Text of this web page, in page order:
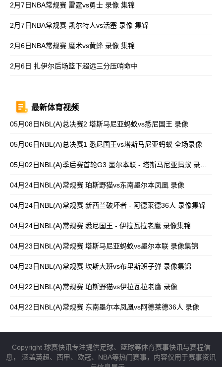
2月7日NBA常规赛 雷霆vs勇士 录像 集锦
2月7日NBA常规赛 凯尔特人vs活塞 录像 集锦
2月6日NBA常规赛 魔术vs黄蜂 录像 集锦
2月6日 扎伊尔后场篮下超远三分压哨命中
最新体育视频
05月08日NBL(A)总决赛2 塔斯马尼亚蚂蚁vs悉尼国王 录像
05月06日NBL(A)总决赛1 悉尼国王vs塔斯马尼亚蚂蚁 全场录像
05月02日NBL(A)季后赛首轮G3 墨尔本联 - 塔斯马尼亚蚂蚁 录像集锦
04月24日NBL(A)常规赛 珀斯野猫vs东南墨尔本凤凰 录像
04月24日NBL(A)常规赛 新西兰破坏者 - 阿德莱德36人 录像集锦
04月24日NBL(A)常规赛 悉尼国王 - 伊拉瓦拉老鹰 录像集锦
04月23日NBL(A)常规赛 塔斯马尼亚蚂蚁vs墨尔本联 录像集锦
04月23日NBL(A)常规赛 坎斯大班vs布里斯班子弹 录像集锦
04月22日NBL(A)常规赛 珀斯野猫vs伊拉瓦拉老鹰 录像
04月22日NBL(A)常规赛 东南墨尔本凤凰vs阿德莱德36人 录像
Copyright 球赛快讯专注提供足球、篮球等体育赛事快讯与赛程信
息， 涵盖英超、西甲、欧冠、NBA等热门赛事，内容仅用于赛事资讯